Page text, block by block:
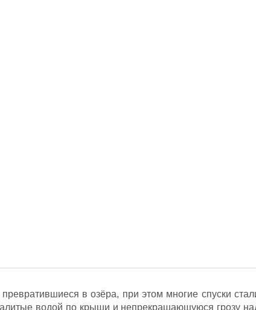
в озёра, при этом многие спуски
водой по крыши и непрекращающуюся грозу